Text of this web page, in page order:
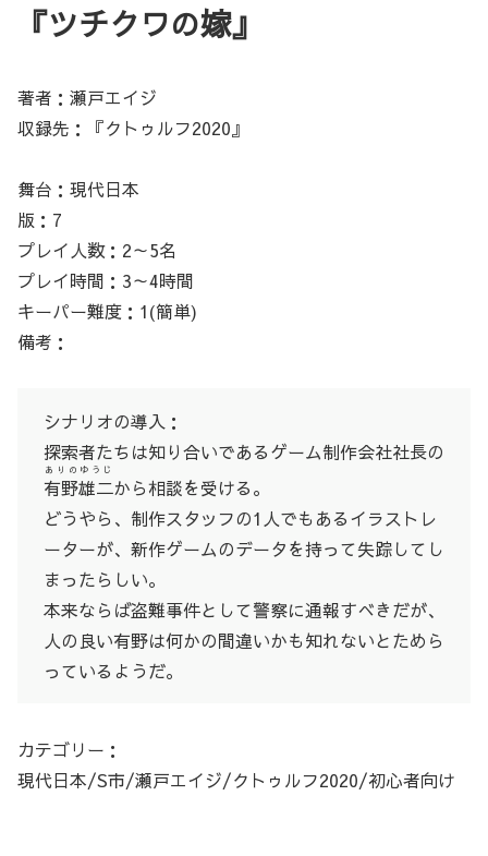
『ツチクワの嫁』
著者：瀬戸エイジ
収録先：『クトゥルフ2020』
舞台：現代日本
版：7
プレイ人数：2～5名
プレイ時間：3～4時間
キーパー難度：1(簡単)
備考：
シナリオの導入：
探索者たちは知り合いであるゲーム制作会社社長の
有野雄二
ありのゆうじ
から相談を受ける。
どうやら、制作スタッフの1人でもあるイラストレ
ーターが、新作ゲームのデータを持って失踪してし
まったらしい。
本来ならば盗難事件として警察に通報すべきだが、
人の良い有野は何かの間違いかも知れないとためら
っているようだ。
カテゴリー：
現代日本/S市/瀬戸エイジ/クトゥルフ2020/初心者向け